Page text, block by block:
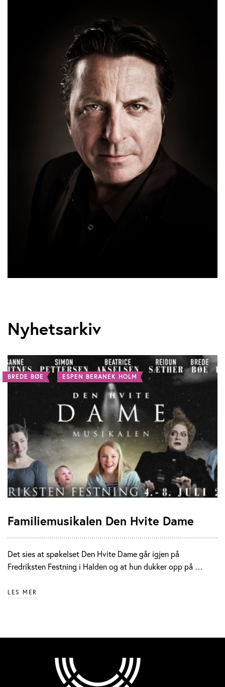
Nyhetsarkiv
BREDE BØE ESPEN BERANEK HOLM
Familiemusikalen Den Hvite Dame
Det sies at spøkelset Den Hvite Dame går igjen på
Fredriksten Festning i Halden og at hun dukker opp på …
LES MER